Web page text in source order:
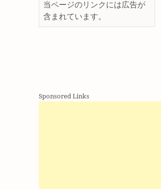
当ページのリンクには広告が
含まれています。
Sponsored Links